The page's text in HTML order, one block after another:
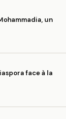
un
face à la